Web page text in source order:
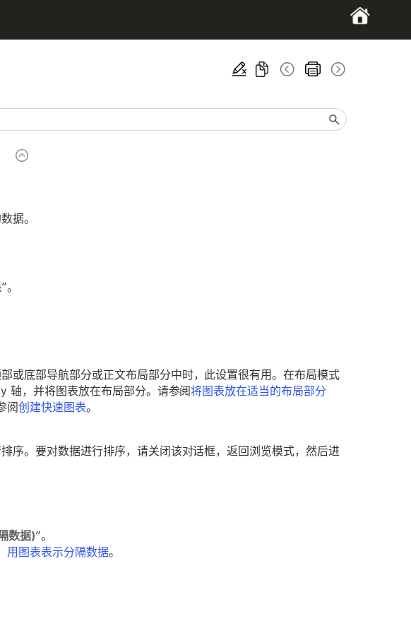
据。
”。
或底部导航部分或正文布局部分中时，此设置很有用。在布局模式
轴，并将图表放在布局部分。请参阅将图表放在适当的布局部分
阅创建快速图表。
序。要对数据进行排序，请关闭该对话框，返回浏览模式，然后进
数据)”。
用图表表示分隔数据。